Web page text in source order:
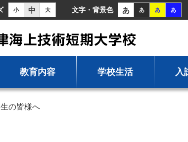
小 中 大 文字・背景色 あ あ あ あ
教育内容 学校生活 入
の皆様へ